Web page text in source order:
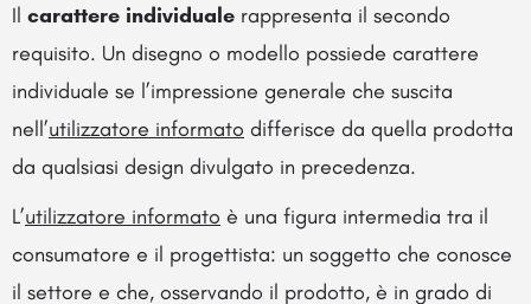
Il carattere individuale rappresenta il secondo
requisito. Un disegno o modello possiede carattere
individuale se l’impressione generale che suscita
nell’utilizzatore informato differisce da quella prodotta
da qualsiasi design divulgato in precedenza.
L’utilizzatore informato è una figura intermedia tra il
consumatore e il progettista: un soggetto che conosce
il settore e che, osservando il prodotto, è in grado di